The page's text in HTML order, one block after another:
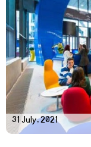
31 July, 2021